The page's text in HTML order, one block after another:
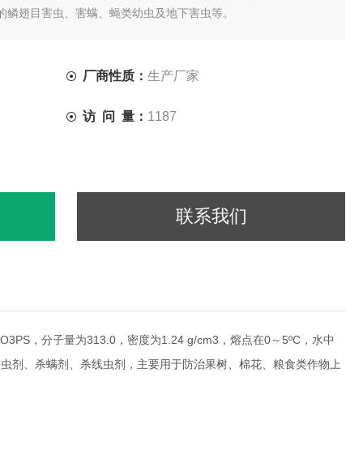
翅目害虫、害螨、蝇类幼虫及地下害虫等。
厂商性质： 生产厂家
访 问 量： 1187
联系我们
，分子量为313.0，密度为1.24 g/cm3，熔点在0～5ºC，水中
、杀螨剂、杀线虫剂，主要用于防治果树、棉花、粮食类作物上